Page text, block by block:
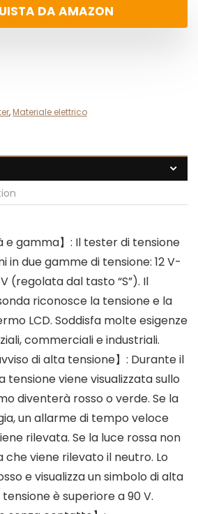
DA AMAZON
, Materiale elettrico
e gamma】: Il tester di tensione
in due gamme di tensione: 12 V-
(regolata dal tasto “S”). Il
riconosce la tensione e la
LCD. Soddisfa molte esigenze
commerciali e industriali.
di alta tensione】: Durante il
tensione viene visualizzata sullo
diventerà rosso o verde. Se la
un allarme di tempo veloce
rilevata. Se la luce rossa non
che viene rilevato il neutro. Lo
e visualizza un simbolo di alta
è superiore a 90 V.